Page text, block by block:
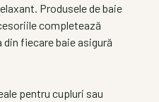
Produsele de baie
completează
fiecare baie asigură
pentru cupluri sau